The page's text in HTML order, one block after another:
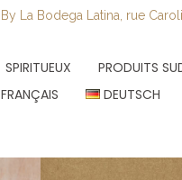
By La Bodega Latina, rue
SPIRITUEUX
PRODUITS
FRANÇAIS DEUTSCH